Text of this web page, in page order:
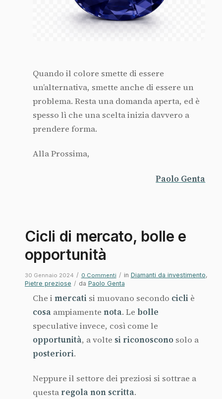
Quando il colore smette di essere
un’alternativa, smette anche di essere un
problema. Resta una domanda aperta, ed è
spesso lì che una scelta inizia davvero a
prendere forma.
Alla Prossima,
Paolo Genta
Cicli di mercato, bolle e
opportunità
30 Gennaio 2024 / 0 Commenti / in Diamanti da investimento,
Pietre preziose / da Paolo Genta
Che i mercati si muovano secondo cicli è
cosa ampiamente nota. Le bolle
speculative invece, così come le
opportunità, a volte si riconoscono solo a
posteriori.
Neppure il settore dei preziosi si sottrae a
questa regola non scritta.